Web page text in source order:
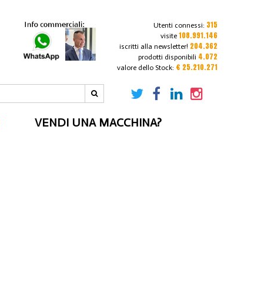
Utenti connessi: 315
visite 108.991.146
iscritti alla newsletter! 204.362
prodotti disponibili 4.072
valore dello Stock: € 25.210.271
VENDI UNA MACCHINA?